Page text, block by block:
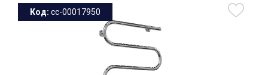
Код: cc-00017950